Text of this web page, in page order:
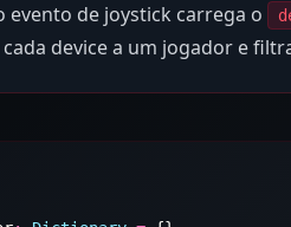
evento de joystick carrega o
device a um jogador e